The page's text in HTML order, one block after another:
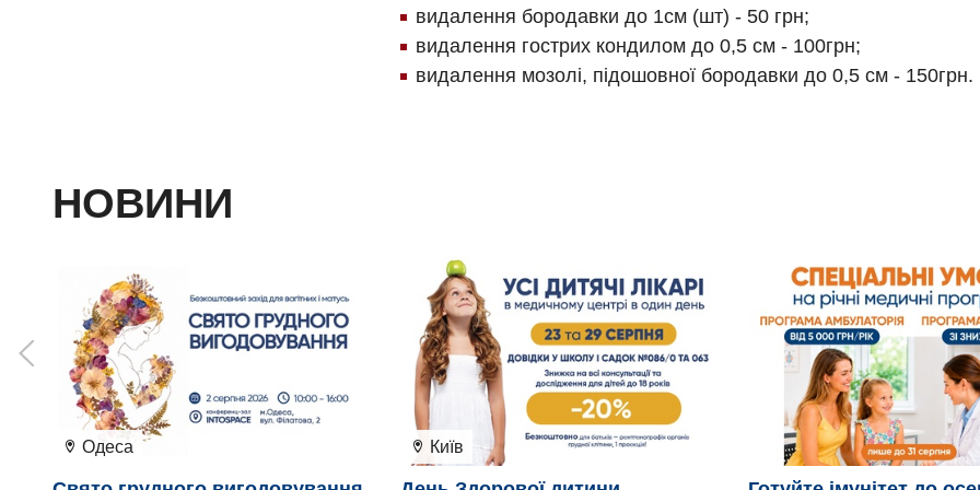
видалення бородавки до 1см (шт) - 50 грн;
видалення гострих кондилом до 0,5 см - 100грн;
видалення мозолі, підошовної бородавки до 0,5 см - 150грн.
НОВИНИ
Одеса Київ